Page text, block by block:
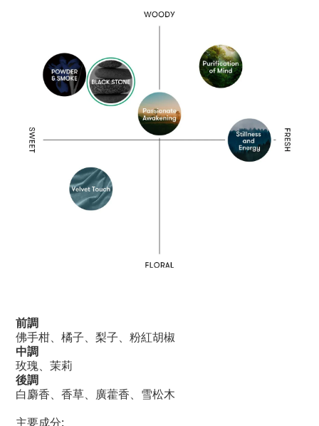
前調
佛手柑、橘子、梨子、粉紅胡椒
中調
玫瑰、茉莉
後調
白麝香、香草、廣藿香、雪松木
主要成分: